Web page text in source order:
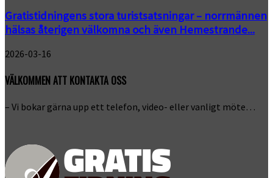
Gratistidningens stora turistsatsningar – norrmännen
hälsas återigen välkomna och även Hemestrande...
2026-03-16
VÄLKOMMEN ATT KONTAKTA OSS
– Vi bokar gärna upp ett telefon, video- eller vanligt möte…